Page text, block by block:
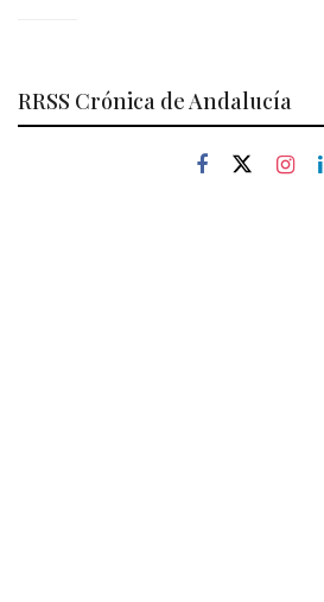
RRSS Crónica de Andalucía